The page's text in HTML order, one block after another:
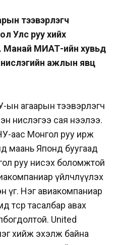
тээвэрлэгч
Улс руу хийх
Манай МИАТ-ийн хувьд
ажлын явц
ын агаарын тээвэрлэгч
нислэгээ сая нээлээ.
аас Монгол руу ирж
маань Японд буугаад
руу нисэх боломжтой
үйлчлүүлэх
үг. Нэг авиакомпаниар
тасалбар авах
United
хийж эхэлж байна